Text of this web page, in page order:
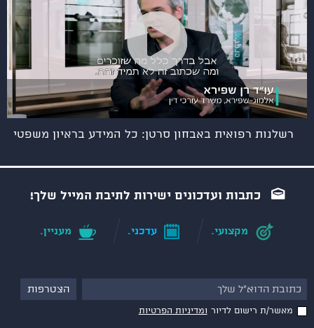
רשלנות רפואית באבחון סרטן: כל המידע בראיון משפטי
כתבות ועדכונים ישירות לתיבת המייל שלך!
מקצועי. עדכני. מעניין.
מאשר/ת רישום לדיור ומדיניות הפרטיות